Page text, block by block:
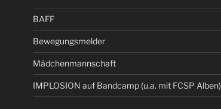
BAFF
Bewegungsmelder
Mädchenmannschaft
IMPLOSION auf Bandcamp (u.a. mit FCSP Alben)